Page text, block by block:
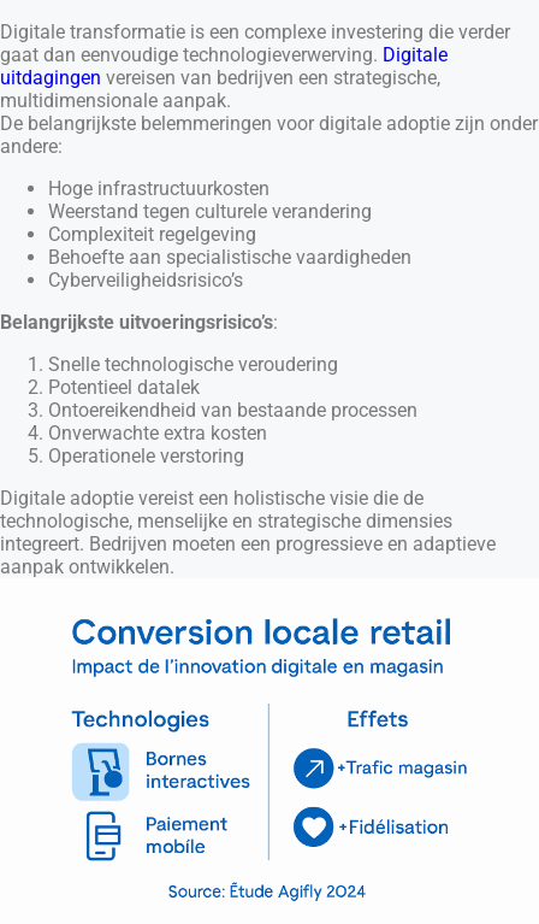
Digitale transformatie is een complexe investering die verder
gaat dan eenvoudige technologieverwerving. Digitale
uitdagingen vereisen van bedrijven een strategische,
multidimensionale aanpak.
De belangrijkste belemmeringen voor digitale adoptie zijn onder
andere:
Hoge infrastructuurkosten
Weerstand tegen culturele verandering
Complexiteit regelgeving
Behoefte aan specialistische vaardigheden
Cyberveiligheidsrisico’s
Belangrijkste uitvoeringsrisico’s:
Snelle technologische veroudering
Potentieel datalek
Ontoereikendheid van bestaande processen
Onverwachte extra kosten
Operationele verstoring
Digitale adoptie vereist een holistische visie die de
technologische, menselijke en strategische dimensies
integreert. Bedrijven moeten een progressieve en adaptieve
aanpak ontwikkelen.